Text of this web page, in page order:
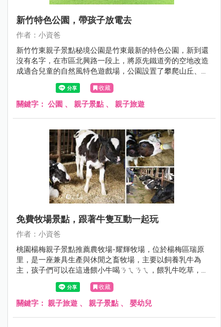
新竹特色公園，帶孩子放電去
作者：小資爸
新竹竹東親子景點秘境公園是竹東最新的特色公園，新到還
沒有名字，在市區北興路一段上，將原先鐵道旁的空地改造
成適合兒童的自然風特色遊戲場，公園設置了攀爬山丘、水
管涵洞山丘、木質跳樁、蝴蝶形攀爬架、闖關遊戲組、滾輪
溜滑梯、旋轉杯、鳥巢鞦韆跟圓盤鞦韆等設施，孩子們可以
在公園裡光著腳自由奔跑，爬上山丘再滑下來，讓閒置的空
收藏
關鍵字： 公園 、 親子景點 、 親子旅遊
免費牧場景點，跟著牛隻互動一起玩
作者：小資爸
桃園楊梅親子景點推薦農牧場-耀輝牧場，位於楊梅區瑞原
里，是一座兼具生產與休閒之畜牧場，主要以飼養乳牛為
主，孩子們可以在這邊餵小牛喝ㄋㄟㄋㄟ，餵乳牛吃草，還
可以看見酪農擠乳的過程，相當有教育意義，除此之外也能
購買鮮奶、鮮奶茶、鮮乳奶酪、鮮乳饅頭等乳製產品，園內
也有簡易的溜滑梯可以玩 ，超適合桃園楊梅親子遊、一日遊
收藏
關鍵字： 親子旅遊 、 親子景點 、 嬰幼兒